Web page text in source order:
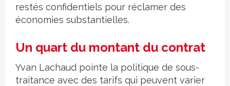
restés confidentiels pour réclamer des
économies substantielles.
Un quart du montant du contrat
Yvan Lachaud pointe la politique de sous-
traitance avec des tarifs qui peuvent varier